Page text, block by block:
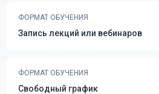
ФОРМАТ ОБУЧЕНИЯ
Запись лекций или вебинаров
ФОРМАТ ОБУЧЕНИЯ
Свободный график